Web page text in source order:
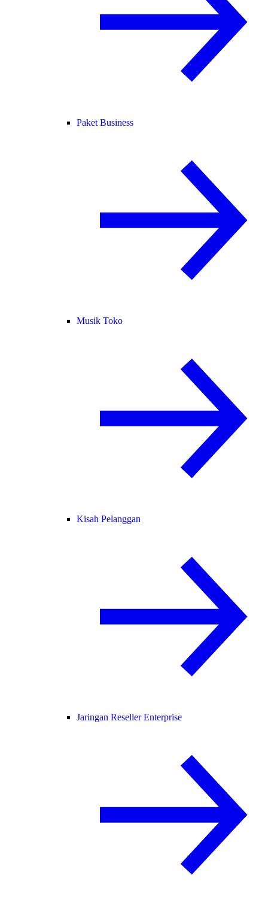
Paket Business
Musik Toko
Kisah Pelanggan
Jaringan Reseller Enterprise